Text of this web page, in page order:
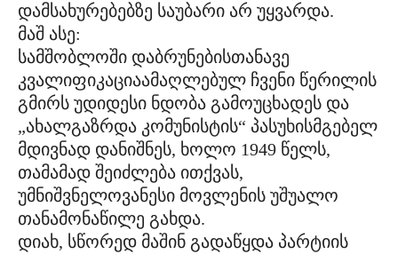
დამსახურებებზე საუბარი არ უყვარდა.
მაშ ასე:
სამშობლოში დაბრუნებისთანავე
კვალიფიკაციაამაღლებულ ჩვენი წერილის
გმირს უდიდესი ნდობა გამოუცხადეს და
„ახალგაზრდა კომუნისტის“ პასუხისმგებელ
მდივნად დანიშნეს, ხოლო 1949 წელს,
თამამად შეიძლება ითქვას,
უმნიშვნელოვანესი მოვლენის უშუალო
თანამონაწილე გახდა.
დიახ, სწორედ მაშინ გადაწყდა პარტიის